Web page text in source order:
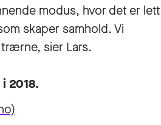
modus, hvor det er lett
skaper samhold. Vi
sier Lars.
2018.